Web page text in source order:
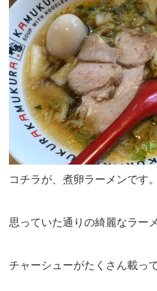
コチラが、煮卵ラーメンです。
思っていた通りの綺麗なラー
チャーシューがたくさん載っ